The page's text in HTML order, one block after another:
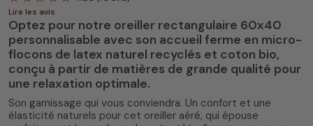
4.8/5 (73 avis)
Lire les avis
Optez pour notre oreiller rectangulaire 60x40
personnalisable avec son accueil ferme en micro-
flocons de latex naturel recyclés et coton bio,
conçu à partir de matières de grande qualité pour
une relaxation optimale.
Son garnissage qui vous conviendra. Un confort et une
élasticité naturels pour cet oreiller aéré, qui épouse